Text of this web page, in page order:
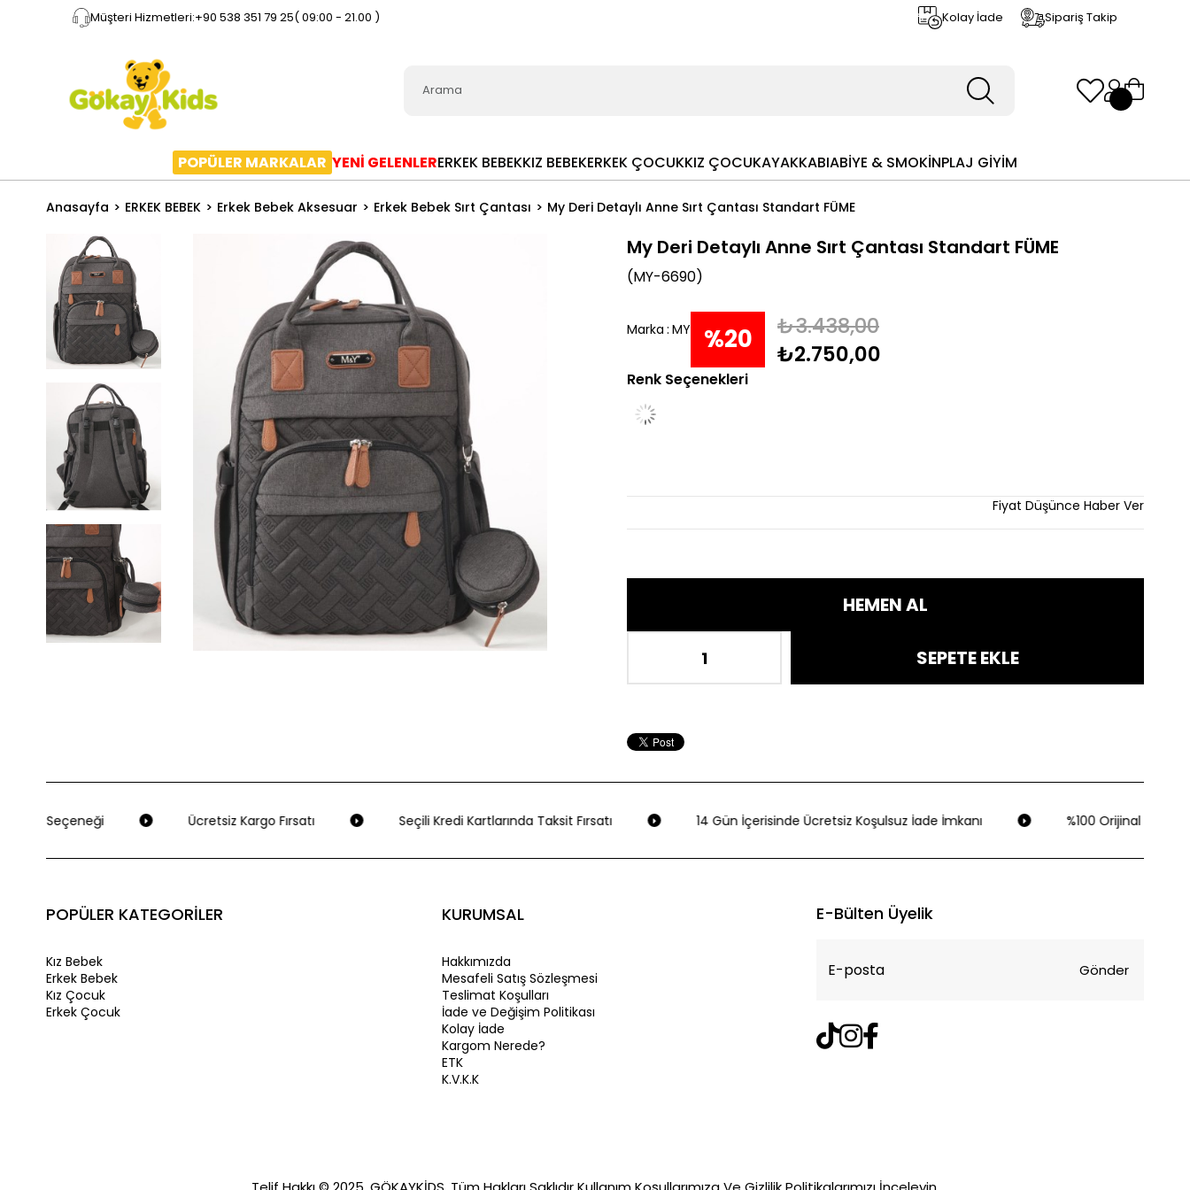
Müşteri Hizmetleri:+90 538 351 79 25( 09:00 - 21.00 ) Kolay İade Sipariş Takip
POPÜLER MARKALAR YENİ GELENLERERKEK BEBEKKIZ BEBEKERKEK ÇOCUKKIZ ÇOCUKAYAKKABIABİYE & SMOKİNPLAJ GİYİM
Anasayfa ERKEK BEBEK Erkek Bebek Aksesuar Erkek Bebek Sırt Çantası My Deri Detaylı Anne Sırt Çantası Standart FÜME
My Deri Detaylı Anne Sırt Çantası Standart FÜME
(MY-6690)
Marka : MY %20
İndirim
₺3.438,00
₺2.750,00
Renk Seçenekleri
Fiyat Düşünce Haber Ver
Seçeneği Ücretsiz Kargo Fırsatı Seçili Kredi Kartlarında Taksit Fırsatı 14 Gün İçerisinde Ücretsiz Koşulsuz İade İmkanı %100 Orijinal Ürün
POPÜLER KATEGORİLER
Kız Bebek
Erkek Bebek
Kız Çocuk
Erkek Çocuk
KURUMSAL
Hakkımızda
Mesafeli Satış Sözleşmesi
Teslimat Koşulları
İade ve Değişim Politikası
Kolay İade
Kargom Nerede?
ETK
K.V.K.K
E-Bülten Üyelik
Gönder